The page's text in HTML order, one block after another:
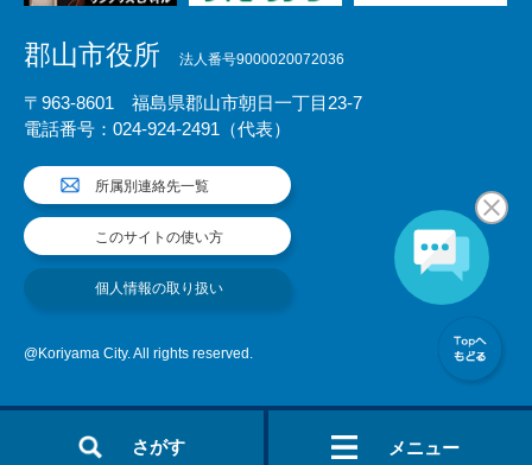
さがす メニュー
郡山市役所 法人番号9000020072036
〒963-8601 福島県郡山市朝日一丁目23-7
電話番号：024-924-2491（代表）
所属別連絡先一覧
このサイトの使い方
個人情報の取り扱い
@Koriyama City. All rights reserved.